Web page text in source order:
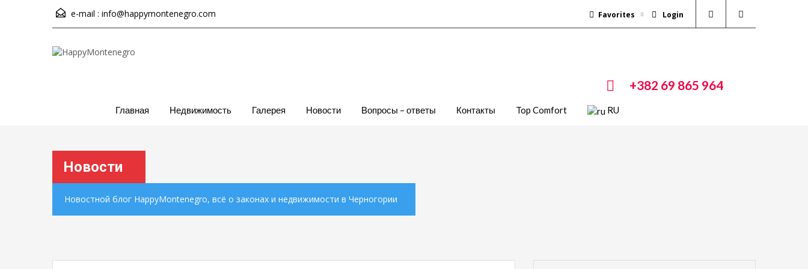
e-mail : info@happymontenegro.com Favorites Login
+382 69 865 964
Главная Недвижимость Галерея Новости Вопросы – ответы Контакты Top Comfort RU
Новости
Новостной блог HappyMontenegro, всё о законах и недвижимости в Черногории